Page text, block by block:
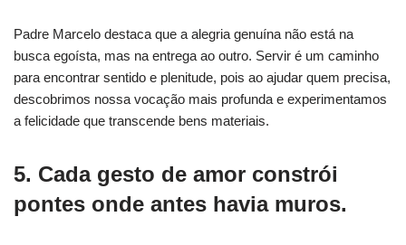
Padre Marcelo destaca que a alegria genuína não está na
busca egoísta, mas na entrega ao outro. Servir é um caminho
para encontrar sentido e plenitude, pois ao ajudar quem precisa,
descobrimos nossa vocação mais profunda e experimentamos
a felicidade que transcende bens materiais.
5. Cada gesto de amor constrói
pontes onde antes havia muros.